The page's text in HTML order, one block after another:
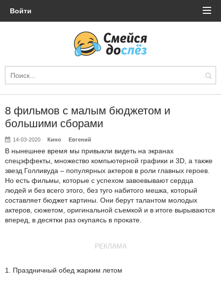
Войти
8 фильмов с малым бюджетом и
большими сборами
14-03-2020 Кино Евгений
В нынешнее время мы привыкли видеть на экранах
спецэффекты, множество компьютерной графики и 3D, а также
звезд Голливуда – популярных актеров в роли главных героев.
Но есть фильмы, которые с успехом завоевывают сердца
людей и без всего этого, без туго набитого мешка, который
составляет бюджет картины. Они берут талантом молодых
актеров, сюжетом, оригинальной съемкой и в итоге вырываются
вперед, в десятки раз окупаясь в прокате.
РЕКЛАМА
1. Праздничный обед жарким летом